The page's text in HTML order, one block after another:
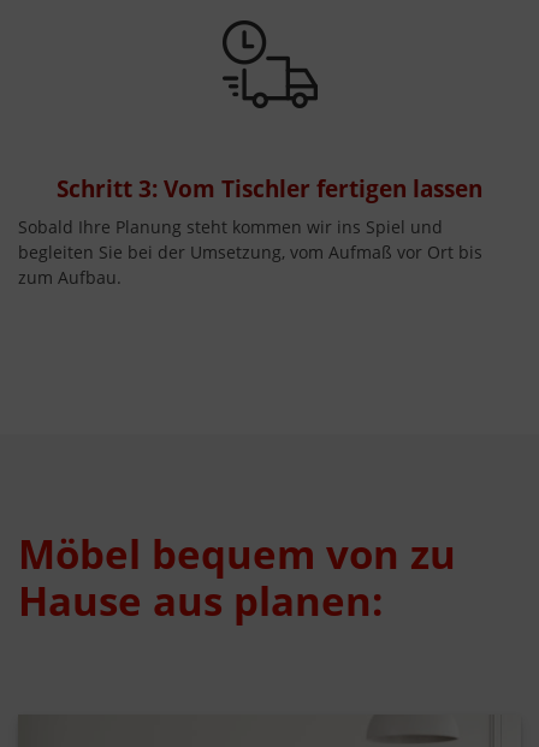
Schritt 3: Vom Tischler fertigen lassen
Sobald Ihre Planung steht kommen wir ins Spiel und
begleiten Sie bei der Umsetzung, vom Aufmaß vor Ort bis
zum Aufbau.
Möbel bequem von zu
Hause aus planen: